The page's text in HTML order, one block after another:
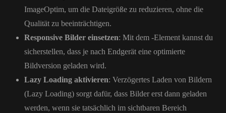
ImageOptim, um die Dateigröße zu reduzieren, ohne die
Qualität zu beeinträchtigen.
Responsive Bilder einsetzen: Mit dem -Element kannst du
sicherstellen, dass je nach Endgerät eine optimierte
Bildversion geladen wird.
Lazy Loading aktivieren: Verzögertes Laden von Bildern
(Lazy Loading) sorgt dafür, dass Bilder erst dann geladen
werden, wenn sie tatsächlich im sichtbaren Bereich